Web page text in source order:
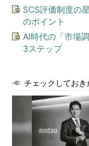
SCS評価制度の
のポイント
AI時代の「市場
3ステップ
チェックしておき